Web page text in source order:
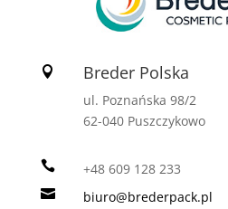
 Breder Polska
ul. Poznańska 98/2
62-040 Puszczykowo
 +48 609 128 233
 biuro@brederpack.pl